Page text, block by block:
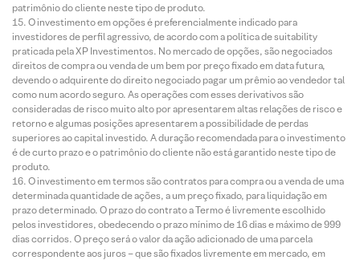
patrimônio do cliente neste tipo de produto.
O investimento em opções é preferencialmente indicado para
investidores de perfil agressivo, de acordo com a política de suitability
praticada pela XP Investimentos. No mercado de opções, são negociados
direitos de compra ou venda de um bem por preço fixado em data futura,
devendo o adquirente do direito negociado pagar um prêmio ao vendedor tal
como num acordo seguro. As operações com esses derivativos são
consideradas de risco muito alto por apresentarem altas relações de risco e
retorno e algumas posições apresentarem a possibilidade de perdas
superiores ao capital investido. A duração recomendada para o investimento
é de curto prazo e o patrimônio do cliente não está garantido neste tipo de
produto.
O investimento em termos são contratos para compra ou a venda de uma
determinada quantidade de ações, a um preço fixado, para liquidação em
prazo determinado. O prazo do contrato a Termo é livremente escolhido
pelos investidores, obedecendo o prazo mínimo de 16 dias e máximo de 999
dias corridos. O preço será o valor da ação adicionado de uma parcela
correspondente aos juros – que são fixados livremente em mercado, em